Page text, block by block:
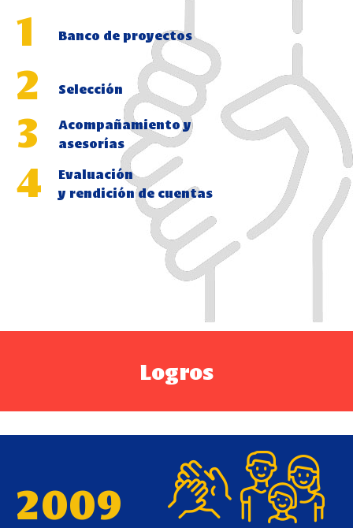
1 Banco de proyectos
2 Selección
3
Acompañamiento y
asesorías
4
Evaluación
y rendición de cuentas
Logros
2009